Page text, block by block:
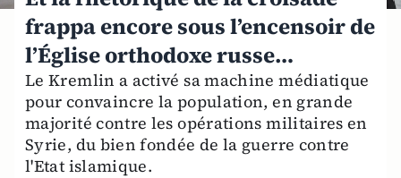
frappa encore sous l’encensoir de
l’Église orthodoxe russe…
Le Kremlin a activé sa machine médiatique
pour convaincre la population, en grande
majorité contre les opérations militaires en
Syrie, du bien fondée de la guerre contre
l'Etat islamique.